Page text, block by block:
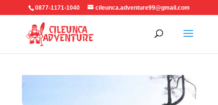
0877-1171-1040 cileunca.adventure99@gmail.com